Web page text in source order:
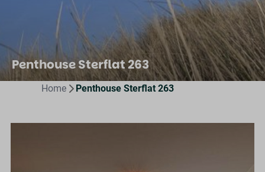
Penthouse Sterflat 263
Home Penthouse Sterflat 263